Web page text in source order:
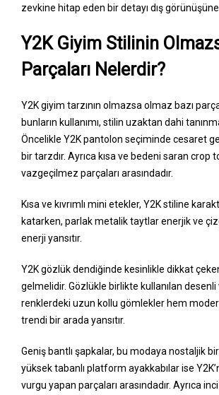
zevkine hitap eden bir detayı dış
Y2K Giyim Stilinin
Parçaları Nelerdir?
Y2K giyim tarzının olmazsa olmaz bazı
bunların kullanımı, stilin uzaktan dahi
Öncelikle Y2K pantolon seçiminde cesaret
bir tarzdır. Ayrıca kısa ve bedeni saran crop
vazgeçilmez parçaları arasındadır.
Kısa ve kıvrımlı mini etekler, Y2K stiline
katarken, parlak metalik taytlar enerjik ve
enerji yansıtır.
Y2K gözlük dendiğinde kesinlikle dikkat
gelmelidir. Gözlükle birlikte kullanılan
renklerdeki uzun kollu gömlekler hem
trendi bir arada yansıtır.
Geniş bantlı şapkalar, bu modaya nostaljik
yüksek tabanlı platform ayakkabılar ise
vurgu yapan parçaları arasındadır. Ayrıca